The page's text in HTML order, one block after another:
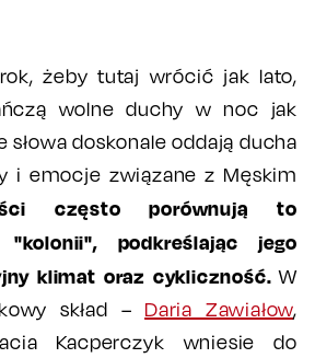
rok, żeby tutaj wrócić jak lato,
wolne duchy w noc jak
słowa doskonale oddają ducha
i emocje związane z Męskim
często porównują to
podkreślając jego
klimat oraz cykliczność. W
skład – Daria Zawiałow,
Kacperczyk wniesie do